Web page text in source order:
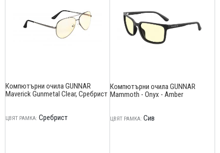
Компютърни очила GUNNAR
Maverick Gunmetal Clear, Сребрист
ЦВЯТ РАМКА: Сребрист
Компютърни очила GUNNAR
Mammoth - Onyx - Amber
ЦВЯТ РАМКА: Сив